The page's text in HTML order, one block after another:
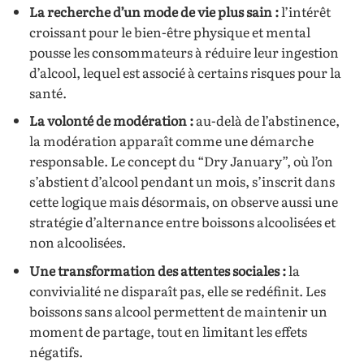
La recherche d’un mode de vie plus sain :l’intérêt
croissant pour le bien-être physique et mental
pousse les consommateurs à réduire leur ingestion
d’alcool, lequel est associé à certains risques pour la
santé.
La volonté de modération :au-delà de l’abstinence,
la modération apparaît comme une démarche
responsable. Le concept du “Dry January”, où l’on
s’abstient d’alcool pendant un mois, s’inscrit dans
cette logique mais désormais, on observe aussi une
stratégie d’alternance entre boissons alcoolisées et
non alcoolisées.
Une transformation des attentes sociales :la
convivialité ne disparaît pas, elle se redéfinit. Les
boissons sans alcool permettent de maintenir un
moment de partage, tout en limitant les effets
négatifs.